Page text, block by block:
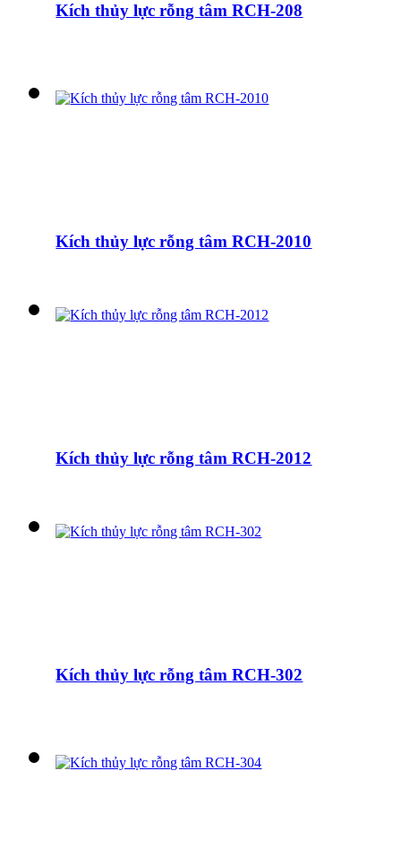
Kích thủy lực rỗng tâm RCH-208
Kích thủy lực rỗng tâm RCH-2010
Kích thủy lực rỗng tâm RCH-2012
Kích thủy lực rỗng tâm RCH-302